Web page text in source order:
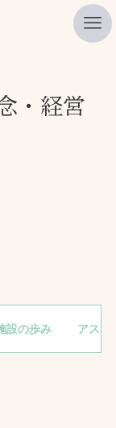
・経営
設の歩み アスリ